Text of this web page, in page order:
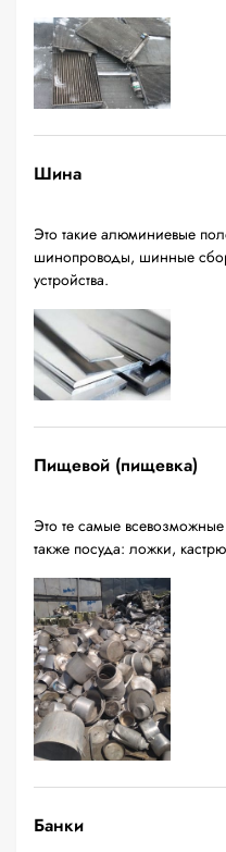
Шина
Это такие алюминиевые
шинопроводы, шинные
устройства.
Пищевой (пищевка)
Это те самые
также посуда: ложки,
Банки